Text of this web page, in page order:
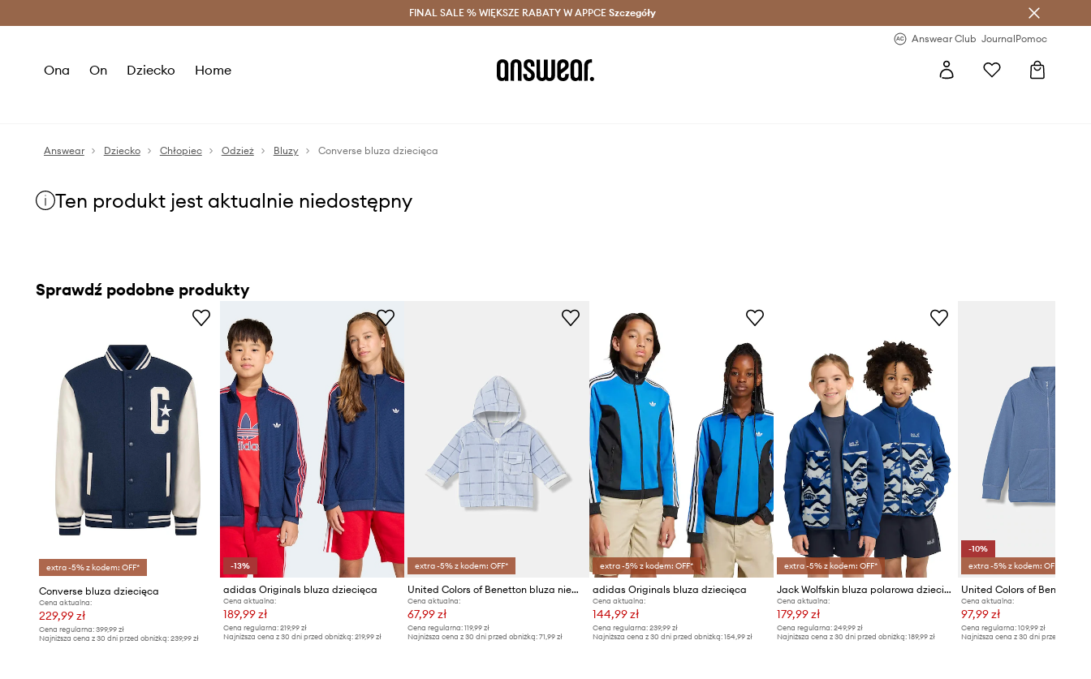
Oszczędzaj z Answear Club > Dostawa nawet w 24h >
FINAL SALE % WIĘKSZE RABATY W APPCE Szczegóły
Answear Club JournalPomoc
Ona On Dziecko Home
Answear Dziecko Chłopiec Odzież Bluzy Converse bluza dziecięca
Ten produkt jest aktualnie niedostępny
Sprawdź podobne produkty
extra -5% z kodem: OFF*
Converse bluza dziecięca
Cena aktualna:
229,99 zł
Cena regularna: 399,99 zł
Najniższa cena z 30 dni przed obniżką: 239,99 zł
-13%
adidas Originals bluza dziecięca
Cena aktualna:
189,99 zł
Cena regularna:219,99 zł
Najniższa cena z 30 dni przed obniżką:219,99 zł
extra -5% z kodem: OFF*
United Colors of Benetton bluza niemowlęca
Cena aktualna:
67,99 zł
Cena regularna: 119,99 zł
Najniższa cena z 30 dni przed obniżką: 71,99 zł
extra -5% z kodem: OFF*
adidas Originals bluza dziecięca
Cena aktualna:
144,99 zł
Cena regularna: 239,99 zł
Najniższa cena z 30 dni przed obniżką: 154,99 zł
extra -5% z kodem: OFF*
Jack Wolfskin bluza polarowa dziecięca PAW ERA 100 PRINT FZ K
Cena aktualna:
179,99 zł
Cena regularna:249,99 zł
Najniższa cena z 30 dni przed obniżką:189,99 zł
-10%
extra -5% z kodem: OFF*
Cena aktualna:
97,99 zł
Cena regularna: 109,99 zł
Najniższa cena z 30 dni przed obniżką: